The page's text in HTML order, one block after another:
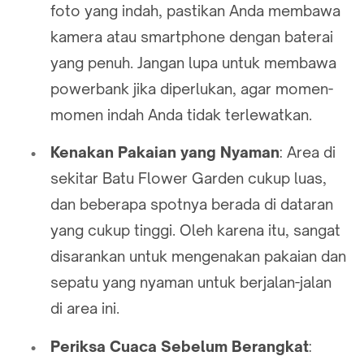
foto yang indah, pastikan Anda membawa
kamera atau smartphone dengan baterai
yang penuh. Jangan lupa untuk membawa
powerbank jika diperlukan, agar momen-
momen indah Anda tidak terlewatkan.
Kenakan Pakaian yang Nyaman: Area di
sekitar Batu Flower Garden cukup luas,
dan beberapa spotnya berada di dataran
yang cukup tinggi. Oleh karena itu, sangat
disarankan untuk mengenakan pakaian dan
sepatu yang nyaman untuk berjalan-jalan
di area ini.
Periksa Cuaca Sebelum Berangkat: